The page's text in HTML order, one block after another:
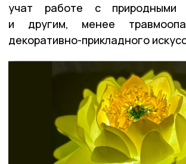
учат работе с природными
и другим, менее
декоративно-прикладного